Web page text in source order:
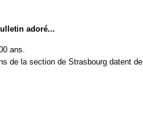
adoré...
ans.
de la section de Strasbourg datent de